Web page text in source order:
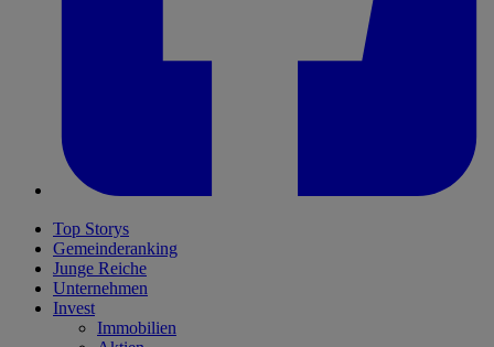
Top Storys
Gemeinderanking
Junge Reiche
Unternehmen
Invest
Immobilien